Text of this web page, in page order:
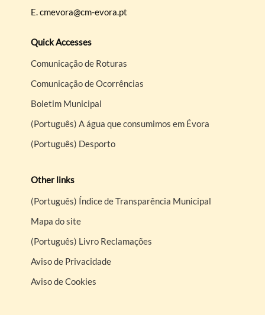
E.cmevora@cm-evora.pt
Quick Accesses
Comunicação de Roturas
Comunicação de Ocorrências
Boletim Municipal
(Português) A água que consumimos em Évora
(Português) Desporto
Other links
(Português) Índice de Transparência Municipal
Mapa do site
(Português) Livro Reclamações
Aviso de Privacidade
Aviso de Cookies